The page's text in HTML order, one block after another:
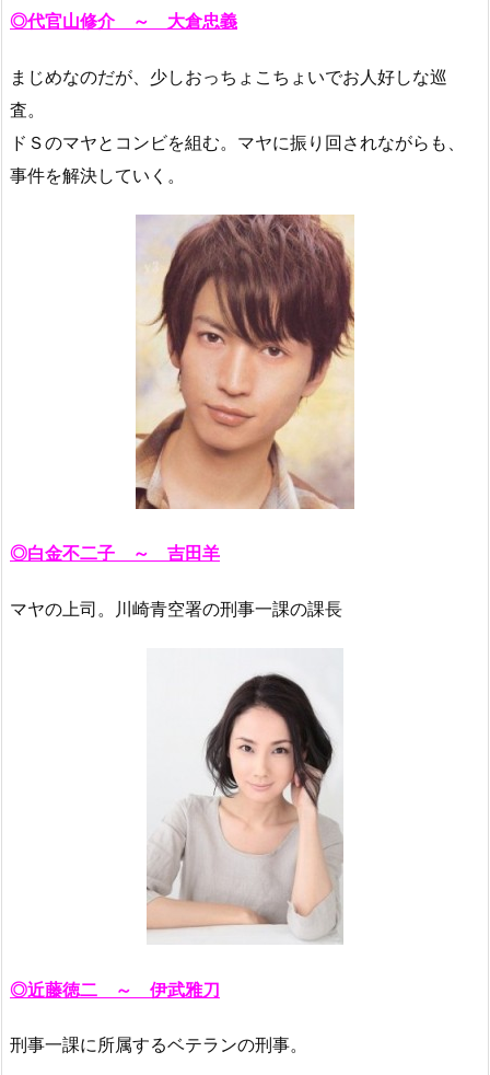
◎代官山修介 ～ 大倉忠義
まじめなのだが、少しおっちょこちょいでお人好しな巡
査。
ドＳのマヤとコンビを組む。マヤに振り回されながらも、
事件を解決していく。
◎白金不二子 ～ 吉田羊
マヤの上司。川崎青空署の刑事一課の課長
◎近藤徳二 ～ 伊武雅刀
刑事一課に所属するベテランの刑事。